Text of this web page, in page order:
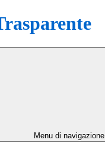
Menu di navigazione